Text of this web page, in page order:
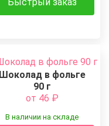
Шоколад в фольге
90 г
от 46 ₽
В наличии на складе